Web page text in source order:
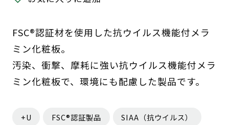
FSC®認証材を使用した抗ウイルス機能付メラ
ミン化粧板。
汚染、衝撃、摩耗に強い抗ウイルス機能付メラ
ミン化粧板で、環境にも配慮した製品です。
+U FSC®認証製品 SIAA（抗ウイルス）